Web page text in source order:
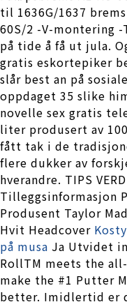
til 1636G/1637
60S/2 -V-montering
på tide å få ut jula.
gratis eskortepiker
slår best an på
oppdaget 35 slike
novelle sex gratis
liter produsert av
fått tak i de
flere dukker av
hverandre. TIPS
Tilleggsinformasjon
Produsent Taylor
Hvit Headcover
på musa Ja Utvidet
RollTM meets the
make the #1 Putter
better. Imidlertid er